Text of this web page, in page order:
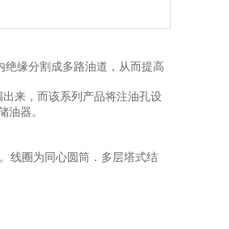
缘分割成多路油道，从而提高
来，而该系列产品将注油孔设
油器。
线圈为同心圆筒．多层塔式结